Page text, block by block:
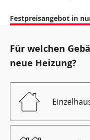
Festpreisangebot in
Für welchen
neue Heizung?